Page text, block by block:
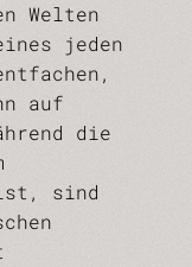
Welten
jeden
auf
die
ist, sind